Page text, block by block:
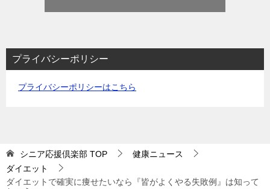
プライバシーポリシー
プライバシーポリシーはこちら
シニア応援倶楽部 TOP
健康ニュース
ダイエット
ダイエットで確実に痩せたいなら『皆がよくやる失敗例』は知って